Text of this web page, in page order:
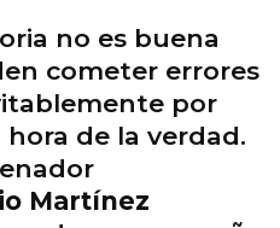
no es buena
cometer errores
por
de la verdad.
Martínez